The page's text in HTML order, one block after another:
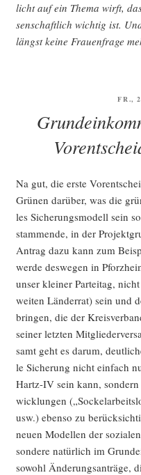
licht auf ein The­ma wirft,
sen­schaft­lich wich­tig ist.
längst kei­ne Frau­en­fra­ge
FR.,
Na gut, die ers­te
Grü­nen dar­über, was die
les Siche­rungs­mo­dell sein
stam­men­de, in der
Antrag dazu kann zum
wer­de des­we­gen in
unser klei­ner Par­tei­tag,
wei­ten Län­der­rat) sein und
brin­gen, die der
sei­ner letz­ten
samt geht es dar­um,
le Siche­rung nicht ein­fach
Hartz-IV sein kann,
wick­lun­gen
usw.) eben­so zu
neu­en Model­len der
son­de­re natür­lich im
sowohl Ände­rungs­an­trä­ge,